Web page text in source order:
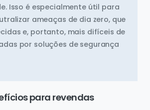
Isso é especialmente útil para
ameaças de dia zero, que
e, portanto, mais difíceis de
por soluções de segurança
para revendas